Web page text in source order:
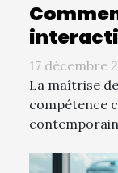
l'analyse
17 décembre
La maîtrise
compétence